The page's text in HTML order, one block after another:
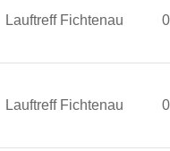
Lauftreff Fichtenau
Lauftreff Fichtenau